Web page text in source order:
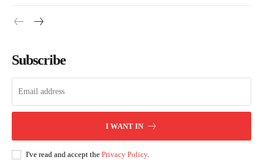
Subscribe
I WANT IN
I've read and accept the Privacy Policy.